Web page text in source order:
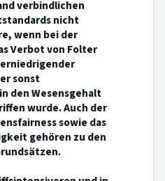
verbindlichen
nicht
wenn bei der
Verbot von Folter
sonst
den Wesensgehalt
wurde. Auch der
sowie das
gehören zu den